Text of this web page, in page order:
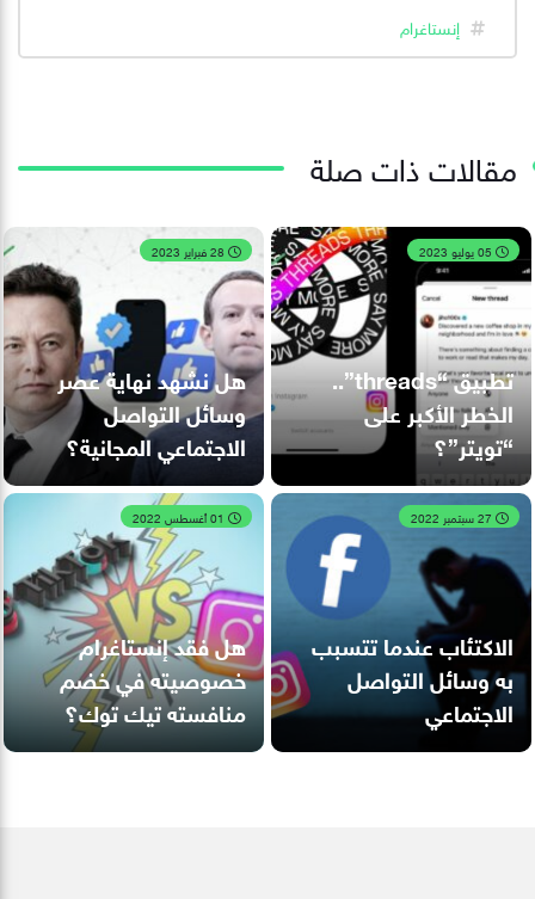
إنستاغرام
مقالات ذات صلة
تطبيق “threads”..
الخطر الأكبر على
“تويتر”؟
هل نشهد نهاية عصر
وسائل التواصل
الاجتماعي المجانية؟
الاكتئاب عندما تتسبب
به وسائل التواصل
الاجتماعي
هل فقد إنستاغرام
خصوصيته في خضم
منافسته تيك توك؟